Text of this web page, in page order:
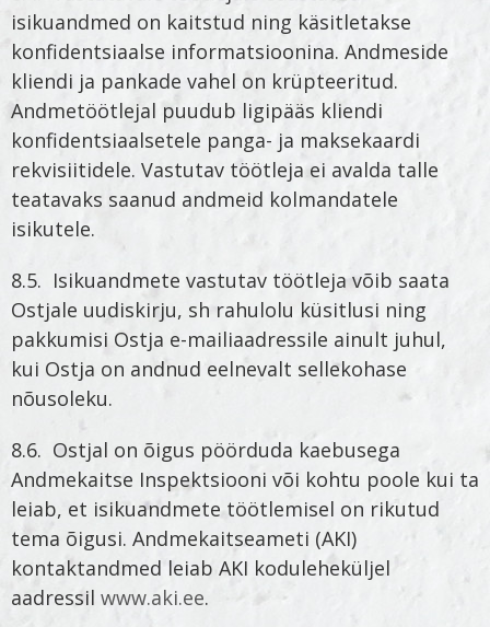
isikuandmed on kaitstud ning käsitletakse
konfidentsiaalse informatsioonina. Andmeside
kliendi ja pankade vahel on krüpteeritud.
Andmetöötlejal puudub ligipääs kliendi
konfidentsiaalsetele panga- ja maksekaardi
rekvisiitidele. Vastutav töötleja ei avalda talle
teatavaks saanud andmeid kolmandatele
isikutele.
8.5. Isikuandmete vastutav töötleja võib saata
Ostjale uudiskirju, sh rahulolu küsitlusi ning
pakkumisi Ostja e-mailiaadressile ainult juhul,
kui Ostja on andnud eelnevalt sellekohase
nõusoleku.
8.6. Ostjal on õigus pöörduda kaebusega
Andmekaitse Inspektsiooni või kohtu poole kui ta
leiab, et isikuandmete töötlemisel on rikutud
tema õigusi. Andmekaitseameti (AKI)
kontaktandmed leiab AKI koduleheküljel
aadressil www.aki.ee.